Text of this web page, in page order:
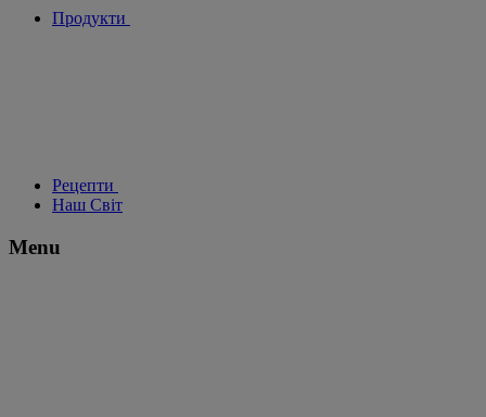
Продукти
Рецепти
Наш Світ
Menu